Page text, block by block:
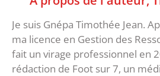
Je suis Gnépa Timothée Jean.
ma licence en Gestion des
fait un virage professionnel en
rédaction de Foot sur 7, un